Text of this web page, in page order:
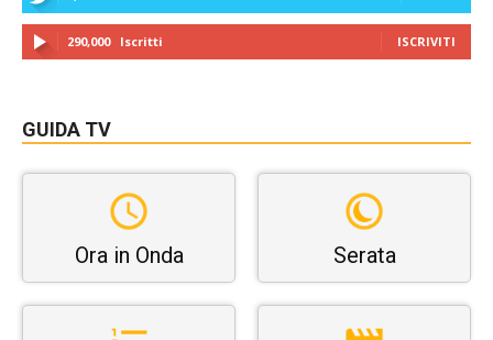
290,000 Iscritti ISCRIVITI
GUIDA TV
Ora in Onda Serata